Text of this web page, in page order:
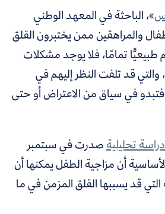
»، الباحثة في المعهد الوطني
والمراهقين ممن يختبرون القلق
طبيعيًّا تمامًا، فلا يوجد مشكلات
والتي قد تلفت النظر إليهم في
في سياق من الاعتراض أو حتى
تحليليةصدرت في سبتمبر
الأساسية أن مزاجية الطفل يمكنها أن
التي قد يسببها القلق المزمن في ما